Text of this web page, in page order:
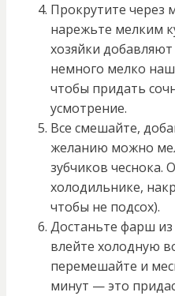
Прокрутите через
нарежьте мелким
хозяйки
немного мелко
чтобы придать
усмотрение.
Все смешайте,
желанию можно
зубчиков чеснока.
холодильнике,
чтобы не подсох).
Достаньте фарш
влейте холодную
перемешайте и
минут — это